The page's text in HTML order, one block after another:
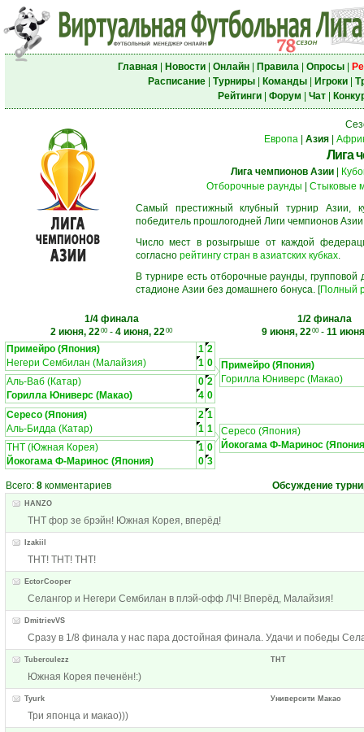
Главная| Новости| Онлайн| Правила| Опросы|
Расписание| Турниры| Команды| Игроки|
Рейтинги| Форум Чат|
Европа
Азия
Лига
Лига чемпионов Азии
Отборочные раунды
Стыковые
Самый престижный клубный турнир Азии,
победитель прошлогодней Лиги чемпионов
Число мест в розыгрыше от каждой
согласно рейтингу стран в азиатских кубках.
В турнире есть отборочные раунды,
стадионе Азии без домашнего бонуса. [Полный
1/4 финала
2 июня, 2200- 4 июня, 2200
1/2 финала
9 июня, 2200- 11
Примейро (Япония)
1 2
Негери Сембилан (Малайзия)
1 0
Аль-Ваб (Катар)
0 2
Горилла Юниверс (Макао)
4 0
Примейро (Япония)
Горилла Юниверс (Макао)
Сересо (Япония) 2 1
Аль-Бидда (Катар)
1 1
ТНТ (Южная Корея)
1 0
Йокогама Ф-Маринос (Япония)
0 3
Сересо (Япония)
Йокогама Ф-Маринос
Всего: 8 комментариев Обсуждение
HANZO
ТНТ фор зе брэйн! Южная Корея, вперёд!
Izakiil
ТНТ! ТНТ! ТНТ!
EctorCooper
Селангор и Негери Сембилан в плэй-офф ЛЧ! Вперёд, Малайзия!
DmitrievVS
Сразу в 1/8 финала у нас пара достойная финала. Удачи и победы
Tuberculezz ТНТ
Южная Корея печенён!:)
Tyurk Университи Макао
Три японца и макао)))